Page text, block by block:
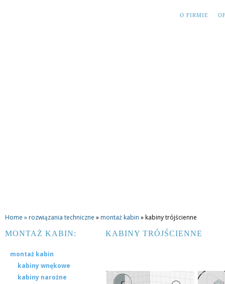
O FIRMIE
Home » rozwiązania techniczne » montaż kabin »kabiny trójścienne
MONTAŻ KABIN:
montaż kabin
kabiny wnękowe
kabiny narożne
KABINY TRÓJŚCIENNE